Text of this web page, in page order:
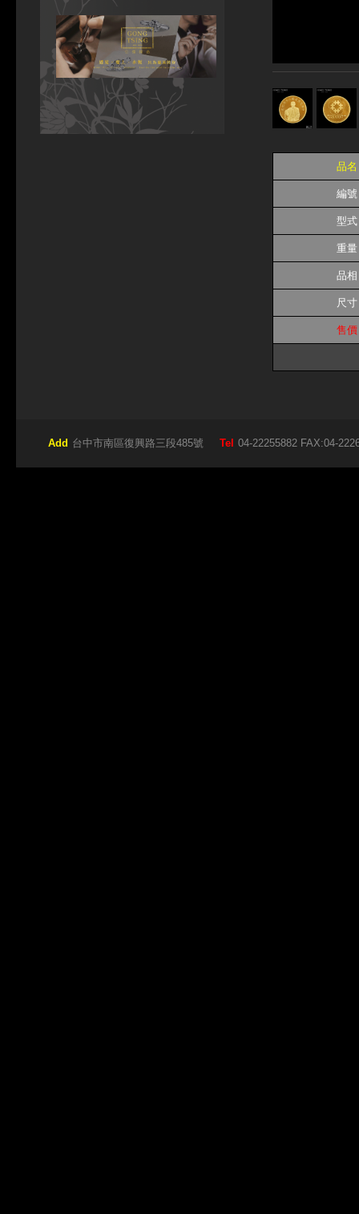
品名
編號
型式
重量
品相
尺寸
售價
Add 台中市南區復興路三段485號 Tel 04-22255882 FAX:04-